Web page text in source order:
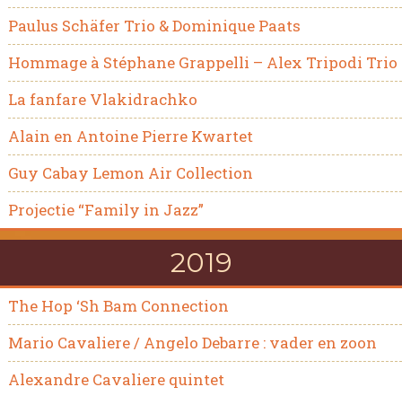
Paulus Schäfer Trio & Dominique Paats
Hommage à Stéphane Grappelli – Alex Tripodi Trio
La fanfare Vlakidrachko
Alain en Antoine Pierre Kwartet
Guy Cabay Lemon Air Collection
Projectie “Family in Jazz”
2019
The Hop ‘Sh Bam Connection
Mario Cavaliere / Angelo Debarre : vader en zoon
Alexandre Cavaliere quintet